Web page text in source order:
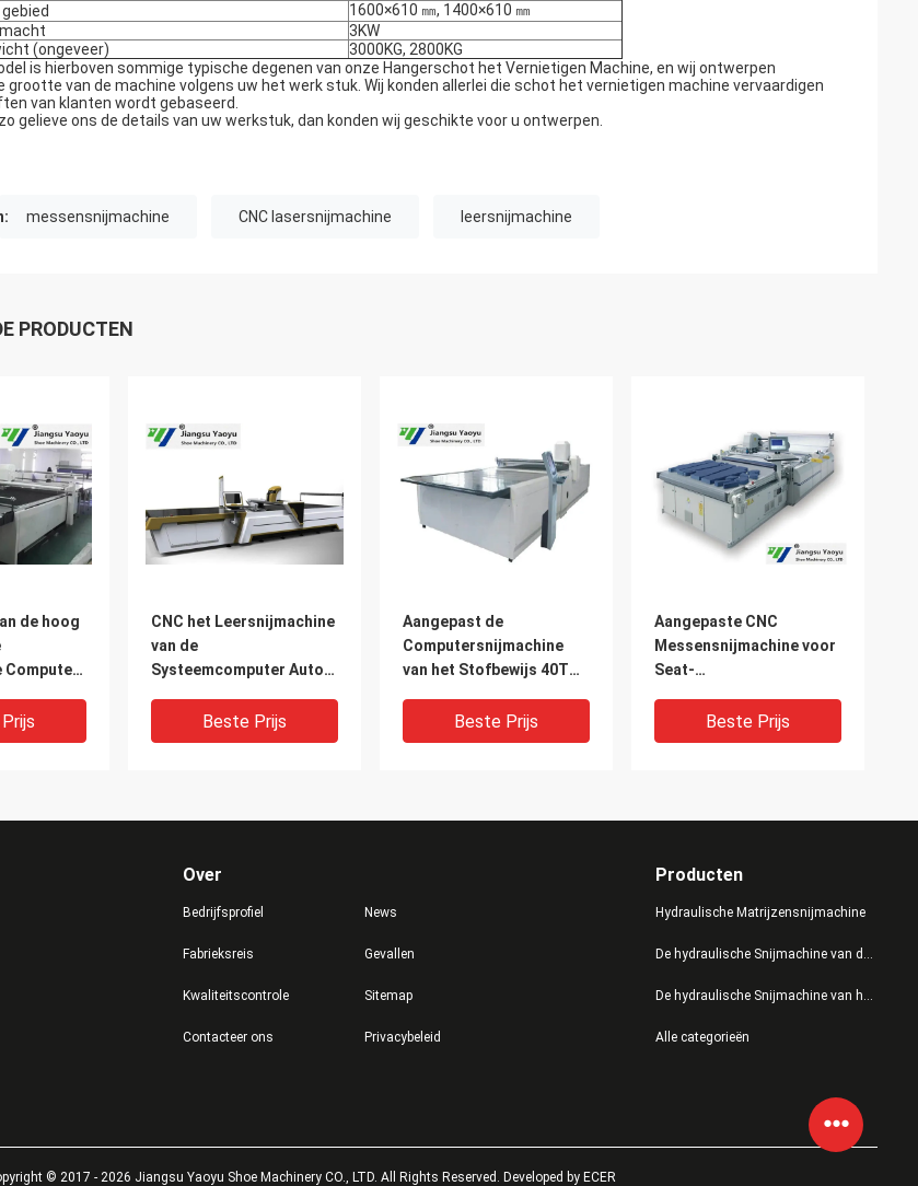
1600×610 ㎜, 1400×610 ㎜
3KW
(ongeveer)
3000KG, 2800KG
is hierboven sommige typische degenen van onze Hangerschot het Vernietigen Machine, en wij ontwerpen
grootte van de machine volgens uw het werk stuk. Wij konden allerlei die schot het vernietigen machine vervaardigen
van klanten wordt gebaseerd.
gelieve ons de details van uw werkstuk, dan konden wij geschikte voor u ontwerpen.
messensnijmachine CNC lasersnijmachine leersnijmachine
PRODUCTEN
de hoog
Computer
CNC het Leersnijmachine
van de
Systeemcomputer Automatisch
speelgoedBeste Prijs
Aangepast de
Computersnijmachine
van het Stofbewijs 40T
SysteemBeste Prijs
Aangepaste CNC
Messensnijmachine voor
Seat-
SponsenBeste Prijs
Snijmachine van de hoge
Duurzame Volledige
De Doekcnc van het
Over
Bedrijfsprofiel
Fabrieksreis
Kwaliteitscontrole
Contacteer ons
News
Gevallen
Sitemap
Privacybeleid
Producten
Hydraulische Matrijzensnijmachine
De hydraulische Snijmachine van de Persmatrijs
De hydraulische Snijmachine van het Schommelingswapen
Alle categorieën
© 2017 - 2026 Jiangsu Yaoyu Shoe Machinery CO., LTD. All Rights Reserved. Developed by ECER